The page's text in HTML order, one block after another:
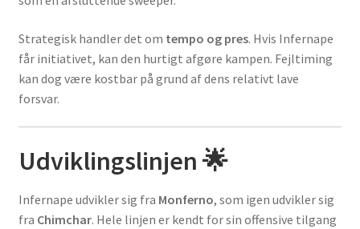
Strategisk handler det om tempo og pres. Hvis Infernape
får initiativet, kan den hurtigt afgøre kampen. Fejltiming
kan dog være kostbar på grund af dens relativt lave
forsvar.
Udviklingslinjen 🌟
Infernape udvikler sig fra Monferno, som igen udvikler sig
fra Chimchar. Hele linjen er kendt for sin offensive tilgang